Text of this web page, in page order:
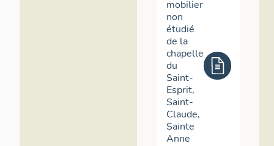
mobilier
non
étudié
de la
chapelle
du
Saint-
Esprit,
Saint-
Claude,
Sainte
Anne